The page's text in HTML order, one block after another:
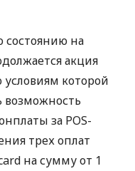
на
акция
условиям которой
возможность
за POS-
трех оплат
на сумму от 1